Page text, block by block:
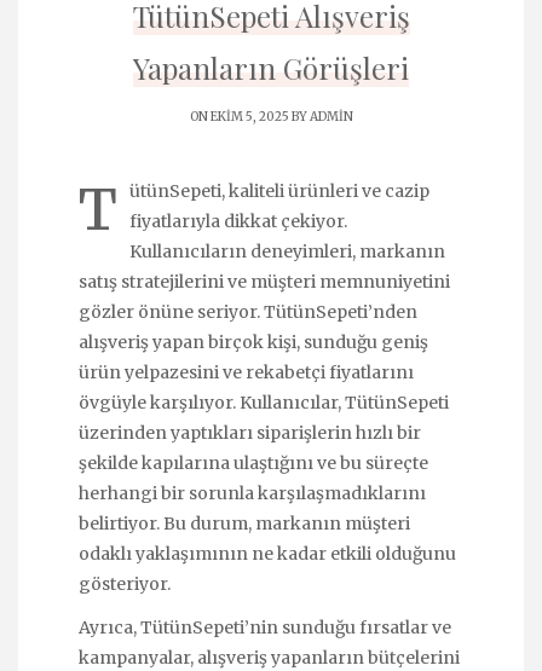
TütünSepeti Alışveriş
Yapanların Görüşleri
ON EKIM 5, 2025 BYADMIN
T
ütünSepeti, kaliteli ürünleri ve cazip
fiyatlarıyla dikkat çekiyor.
Kullanıcıların deneyimleri, markanın
satış stratejilerini ve müşteri memnuniyetini
gözler önüne seriyor. TütünSepeti’nden
alışveriş yapan birçok kişi, sunduğu geniş
ürün yelpazesini ve rekabetçi fiyatlarını
övgüyle karşılıyor. Kullanıcılar, TütünSepeti
üzerinden yaptıkları siparişlerin hızlı bir
şekilde kapılarına ulaştığını ve bu süreçte
herhangi bir sorunla karşılaşmadıklarını
belirtiyor. Bu durum, markanın müşteri
odaklı yaklaşımının ne kadar etkili olduğunu
gösteriyor.
Ayrıca, TütünSepeti’nin sunduğu fırsatlar ve
kampanyalar, alışveriş yapanların bütçelerini